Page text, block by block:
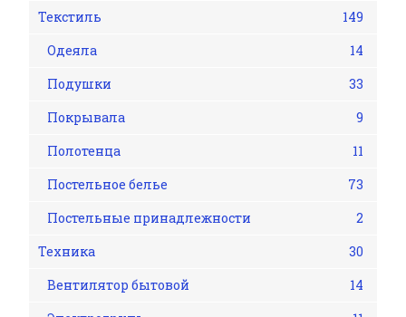
Текстиль
149
Одеяла
14
Подушки
33
Покрывала
9
Полотенца
11
Постельное белье
73
Постельные принадлежности
2
Техника
30
Вентилятор бытовой
14